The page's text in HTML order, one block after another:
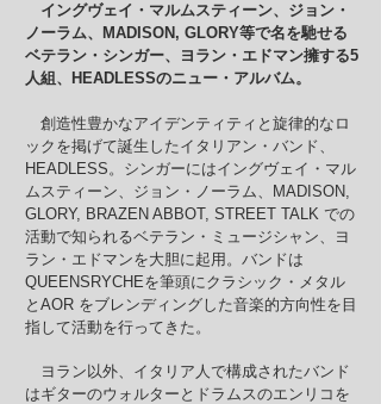
イングヴェイ・マルムスティーン、ジョン・
ノーラム、MADISON, GLORY等で名を馳せる
ベテラン・シンガー、ヨラン・エドマン擁する5
人組、HEADLESSのニュー・アルバム。
創造性豊かなアイデンティティと旋律的なロ
ックを掲げて誕生したイタリアン・バンド、
HEADLESS。シンガーにはイングヴェイ・マル
ムスティーン、ジョン・ノーラム、MADISON,
GLORY, BRAZEN ABBOT, STREET TALK での
活動で知られるベテラン・ミュージシャン、ヨ
ラン・エドマンを大胆に起用。バンドは
QUEENSRYCHEを筆頭にクラシック・メタル
とAOR をブレンディングした音楽的方向性を目
指して活動を行ってきた。
ヨラン以外、イタリア人で構成されたバンド
はギターのウォルターとドラムスのエンリコを